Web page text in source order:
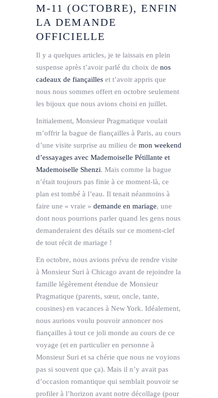
M-11 (OCTOBRE), ENFIN
LA DEMANDE
OFFICIELLE
Il y a quelques articles, je te laissais en plein
suspense après t’avoir parlé du choix de nos
cadeaux de fiançailles et t’avoir appris que
nous nous sommes offert en octobre seulement
les bijoux que nous avions choisi en juillet.
Initialement, Monsieur Pragmatique voulait
m’offrir la bague de fiançailles à Paris, au cours
d’une visite surprise au milieu de mon weekend
d’essayages avec Mademoiselle Pétillante et
Mademoiselle Shenzi. Mais comme la bague
n’était toujours pas finie à ce moment-là, ce
plan est tombé à l’eau. Il tenait néanmoins à
faire une « vraie » demande en mariage, une
dont nous pourrions parler quand les gens nous
demanderaient des détails sur ce moment-clef
de tout récit de mariage !
En octobre, nous avions prévu de rendre visite
à Monsieur Suri à Chicago avant de rejoindre la
famille légèrement étendue de Monsieur
Pragmatique (parents, sœur, oncle, tante,
cousines) en vacances à New York. Idéalement,
nous aurions voulu pouvoir annoncer nos
fiançailles à tout ce joli monde au cours de ce
voyage (et en particulier en personne à
Monsieur Suri et sa chérie que nous ne voyions
pas si souvent que ça). Mais il n’y avait pas
d’occasion romantique qui semblait pouvoir se
profiler à l’horizon avant notre décollage (pour